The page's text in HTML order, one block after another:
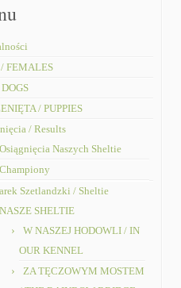
FEMALES
/ PUPPIES
/ Results
Osiągnięcia Naszych Sheltie
Championy
Szetlandzki / Sheltie
NASZE SHELTIE
W NASZEJ HODOWLI / IN
OUR KENNEL
ZA TĘCZOWYM MOSTEM